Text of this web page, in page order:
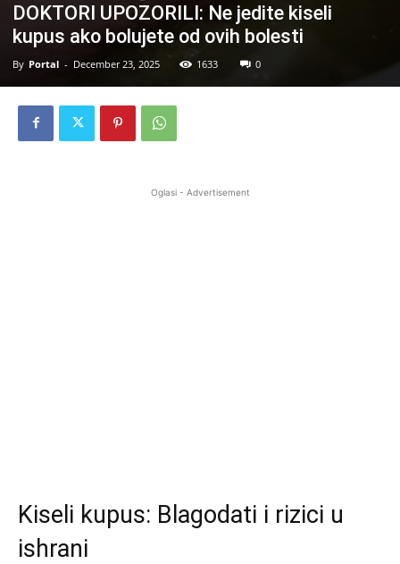
DOKTORI UPOZORILI: Ne jedite kiseli
kupus ako bolujete od ovih bolesti
By Portal - December 23, 2025 1633 0
Oglasi - Advertisement
Kiseli kupus: Blagodati i rizici u
ishrani